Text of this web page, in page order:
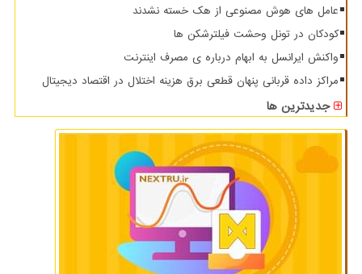
عامل های هوش مصنوعی از هک خسته نشدند
کودکان در تونل وحشت فیلترشکن ها
واکنش ایرانسل به ابهام درباره ی مصرف اینترنت
مراکز داده قربانی پنهان قطعی برق هزینه اختلال در اقتصاد دیجیتال
جدیدترین ها